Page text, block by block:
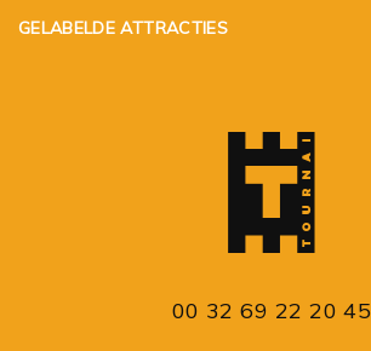
GELABELDE ATTRACTIES
00 32 69 22 20 45